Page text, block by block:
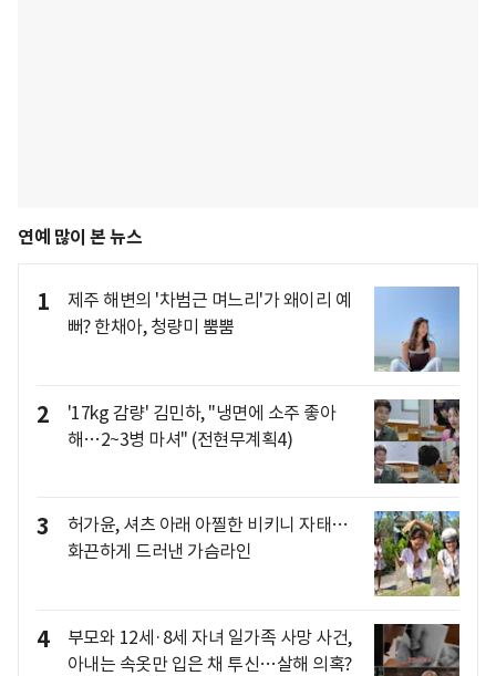
연예 많이 본 뉴스
1
제주 해변의 '차범근 며느리'가 왜이리 예
뻐? 한채아, 청량미 뿜뿜
2
'17kg 감량' 김민하, "냉면에 소주 좋아
해…2~3병 마셔" (전현무계획4)
3
허가윤, 셔츠 아래 아찔한 비키니 자태…
화끈하게 드러낸 가슴라인
4
부모와 12세·8세 자녀 일가족 사망 사건,
아내는 속옷만 입은 채 투신…살해 의혹?